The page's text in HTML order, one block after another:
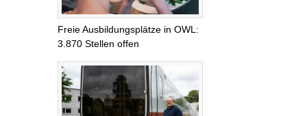
Freie Ausbildungsplätze in OWL:
3.870 Stellen offen